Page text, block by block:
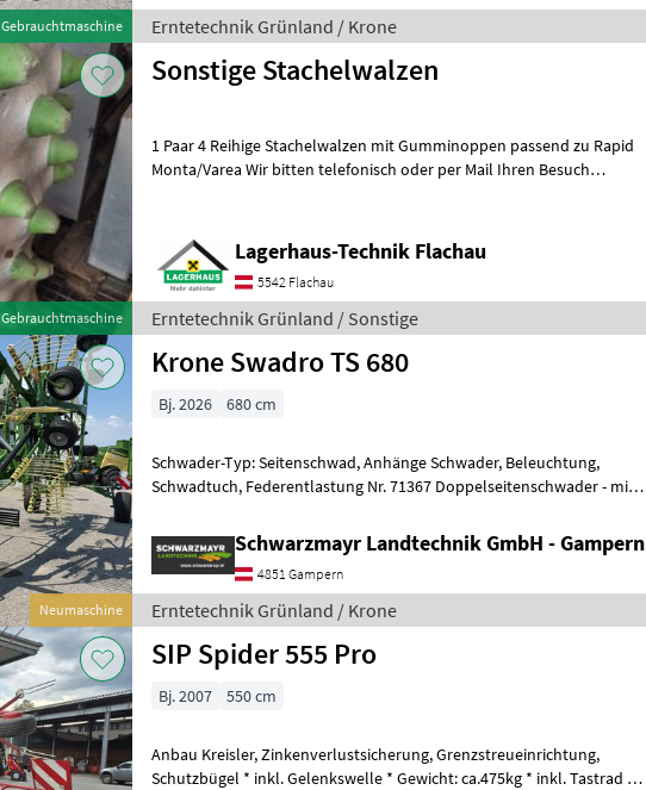
Gebrauchtmaschine Erntetechnik Grünland / Krone
Gebrauchtmaschine
Sonstige Stachelwalzen
1 Paar 4 Reihige Stachelwalzen mit Gumminoppen passend zu Rapid
Monta/Varea Wir bitten telefonisch oder per Mail Ihren Besuch
Lagerhaus-Technik Flachau
5542 Flachau
Erntetechnik Grünland / Sonstige
Neumaschine
Krone Swadro TS 680
Bj. 2026 680 cm
Schwader-Typ: Seitenschwad, Anhänge Schwader, Beleuchtung,
Schwadtuch, Federentlastung Nr. 71367 Doppelseitenschwader - mit
Schwarzmayr Landtechnik GmbH - Gampern
4851 Gampern
Erntetechnik Grünland / Krone
SIP Spider 555 Pro
Bj. 2007 550 cm
Anbau Kreisler, Zinkenverlustsicherung, Grenzstreueinrichtung,
Schutzbügel * inkl. Gelenkswelle * Gewicht: ca.475kg * inkl. Tastrad *